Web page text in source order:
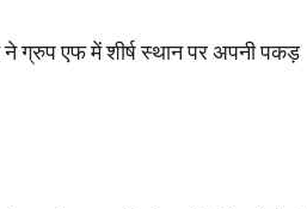
ग्रुप एफ में शीर्ष स्थान पर अपनी पकड़